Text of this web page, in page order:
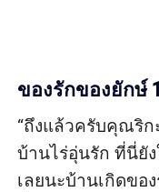
ของรักของยักษ์
“ถึงแล้วครับคุณริก
บ้านไร่อุ่นรัก ที่นี่ยั
เลยนะบ้านเกิดขอ